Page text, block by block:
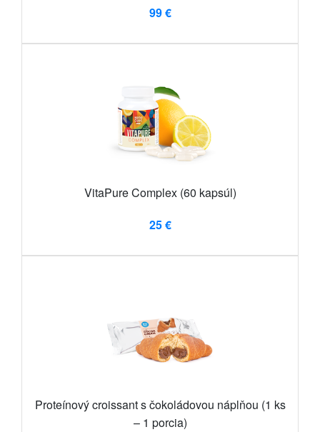
99 €
VitaPure Complex (60 kapsúl)
25 €
Proteínový croissant s čokoládovou náplňou (1 ks
– 1 porcia)